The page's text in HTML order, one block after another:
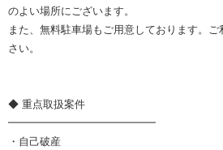
のよい場所にございます。
また、無料駐車場もご用意しております。
さい。
◆ 重点取扱案件
━━━━━━━━━━━━━━
・自己破産